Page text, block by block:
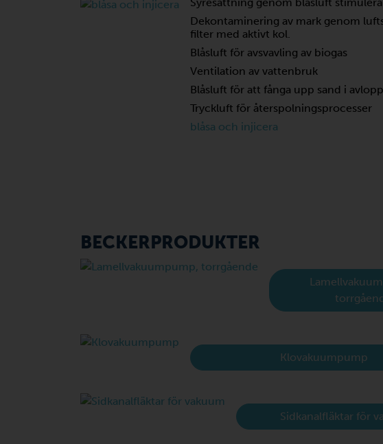
Dekontaminering av mark genom
filter med aktivt kol.
Blåsluft för avsvavling av biogas
Ventilation av vattenbruk
Blåsluft för att fånga upp sand i
Tryckluft för återspolningsprocesser
blåsa och injicera
BECKERPRODUKTER
Klovakuumpump
Sidkanalfläktar för